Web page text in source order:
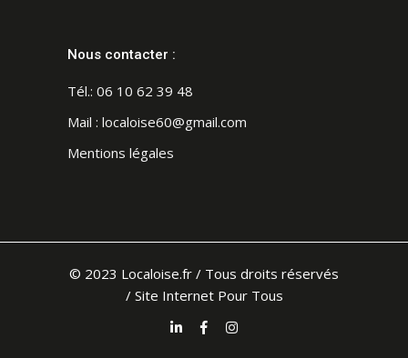
Nous contacter :
Tél.: 06 10 62 39 48
Mail : localoise60@gmail.com
Mentions légales
© 2023 Localoise.fr / Tous droits réservés
/ Site Internet Pour Tous